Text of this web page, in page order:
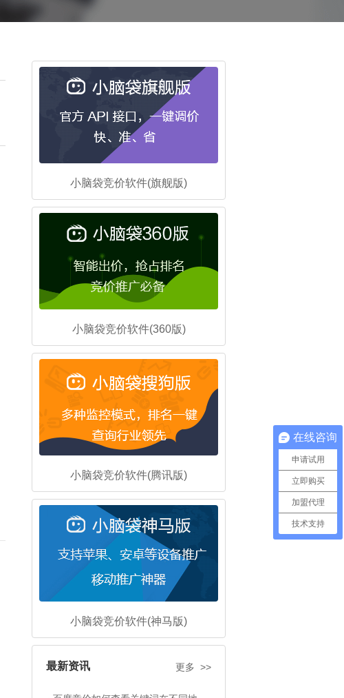
小脑袋竞价软件(旗舰版)
小脑袋竞价软件(360版)
小脑袋竞价软件(腾讯版)
小脑袋竞价软件(神马版)
最新资讯 更多 >>
在线咨询
申请试用
立即购买
加盟代理
技术支持